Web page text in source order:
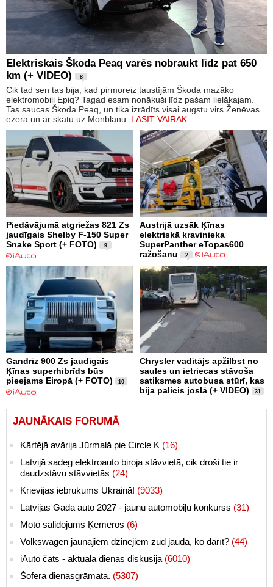
Elektriskais Škoda Peaq varēs nobraukt līdz pat 650
km (+ VIDEO)
8
Cik tad sen tas bija, kad pirmoreiz taustījām Škoda mazāko
elektromobili Epiq? Tagad esam nonākuši līdz pašam lielākajam.
Tas saucas Škoda Peaq, un tika izrādīts visai augstu virs Ženēvas
ezera un ar skatu uz Monblānu. LASĪT VAIRĀK
Piedāvājumā atgriežas 821 Zs
jaudīgais Shelby F-150 Super
Snake Sport (+ FOTO)
9
Austrijā uzsāk Ķīnas
elektriskā kravinieka
SuperPanther eTopas600
ražošanu
2
Gandrīz 900 Zs jaudīgais
Ķīnas superhibrīds būs
pieejams Eiropā (+ FOTO)
10
Chrysler vadītājs apžilbst no
saules un ietriecas stāvoša
satiksmes autobusa stūrī, kas
bija palicis joslā (+ VIDEO)
31
JAUNĀKAIS FORUMĀ
Kārtējā avārija Jūrmalā pie Circle K (16)
Latvijā sadeg elektroauto biroja stāvvietā, cik droši tie ir
daudzstāvu stāvvietās (24)
Krievijas iebrukums Ukrainā! (9033)
Latvijas Gada auto 2027 - jaunu automobiļu konkurss (31)
Moto salidojums Ķemeros (6)
Volkswagen jaunajiem dzinējiem zūd jauda, ko darīt? (44)
iAuto čats - aktuālā dienas diskusija (6010)
Šofera dienasgrāmata. (5307)